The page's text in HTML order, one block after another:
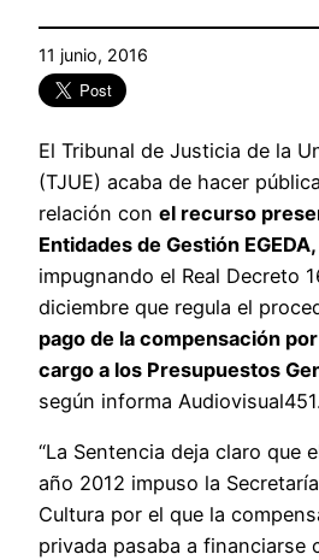
11 junio, 2016
El Tribunal de Justicia de la
(TJUE) acaba de hacer
relación con el recurso
Entidades de Gestión
impugnando el Real Decreto
diciembre que regula el
pago de la compensación
cargo a los Presupuestos
según informa
“La Sentencia deja claro que
año 2012 impuso la
Cultura por el que la
privada pasaba a financiarse